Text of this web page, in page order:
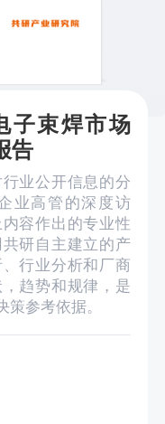
子束焊市场
告
业公开信息的分
业高管的深度访
容作出的专业性
研自主建立的产
行业分析和厂商
趋势和规律，是
参考依据。